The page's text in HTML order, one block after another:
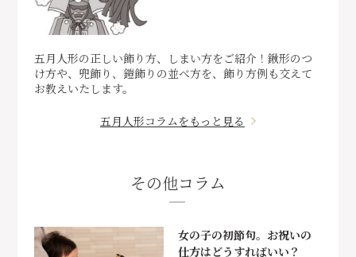
五月人形の正しい飾り方、しまい方をご紹介！鍬形のつ
け方や、兜飾り、鎧飾りの並べ方を、飾り方例も交えて
お教えいたします。
五月人形コラムをもっと見る
その他コラム
女の子の初節句。お祝いの
仕方はどうすればいい？